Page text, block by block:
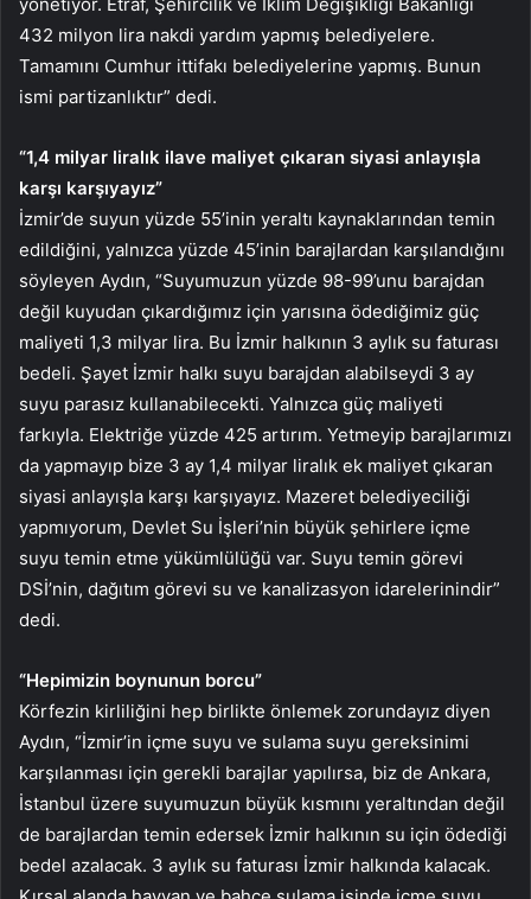
yönetiyor. Etraf, Şehircilik ve İklim Değişikliği Bakanlığı
432 milyon lira nakdi yardım yapmış belediyelere.
Tamamını Cumhur ittifakı belediyelerine yapmış. Bunun
ismi partizanlıktır” dedi.
“1,4 milyar liralık ilave maliyet çıkaran siyasi anlayışla
karşı karşıyayız”
İzmir’de suyun yüzde 55’inin yeraltı kaynaklarından temin
edildiğini, yalnızca yüzde 45’inin barajlardan karşılandığını
söyleyen Aydın, “Suyumuzun yüzde 98-99’unu barajdan
değil kuyudan çıkardığımız için yarısına ödediğimiz güç
maliyeti 1,3 milyar lira. Bu İzmir halkının 3 aylık su faturası
bedeli. Şayet İzmir halkı suyu barajdan alabilseydi 3 ay
suyu parasız kullanabilecekti. Yalnızca güç maliyeti
farkıyla. Elektriğe yüzde 425 artırım. Yetmeyip barajlarımızı
da yapmayıp bize 3 ay 1,4 milyar liralık ek maliyet çıkaran
siyasi anlayışla karşı karşıyayız. Mazeret belediyeciliği
yapmıyorum, Devlet Su İşleri’nin büyük şehirlere içme
suyu temin etme yükümlülüğü var. Suyu temin görevi
DSİ’nin, dağıtım görevi su ve kanalizasyon idarelerinindir”
dedi.
“Hepimizin boynunun borcu”
Körfezin kirliliğini hep birlikte önlemek zorundayız diyen
Aydın, “İzmir’in içme suyu ve sulama suyu gereksinimi
karşılanması için gerekli barajlar yapılırsa, biz de Ankara,
İstanbul üzere suyumuzun büyük kısmını yeraltından değil
de barajlardan temin edersek İzmir halkının su için ödediği
bedel azalacak. 3 aylık su faturası İzmir halkında kalacak.